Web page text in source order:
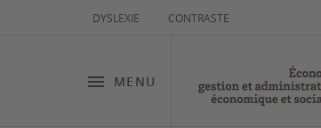
DYSLEXIE CONTRASTE
MENU